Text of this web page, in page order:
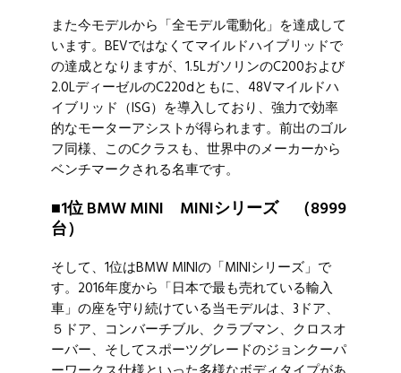
また今モデルから「全モデル電動化」を達成して
います。BEVではなくてマイルドハイブリッドで
の達成となりますが、1.5LガソリンのC200および
2.0LディーゼルのC220dともに、48Vマイルドハ
イブリッド（ISG）を導入しており、強力で効率
的なモーターアシストが得られます。前出のゴル
フ同様、このCクラスも、世界中のメーカーから
ベンチマークされる名車です。
■1位 BMW MINI MINIシリーズ （8999
台）
そして、1位はBMW MINIの「MINIシリーズ」で
す。2016年度から「日本で最も売れている輸入
車」の座を守り続けている当モデルは、3ドア、
５ドア、コンバーチブル、クラブマン、クロスオ
ーバー、そしてスポーツグレードのジョンクーパ